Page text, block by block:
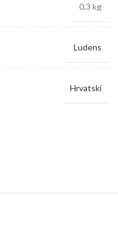
0,3 kg
Ludens
Hrvatski